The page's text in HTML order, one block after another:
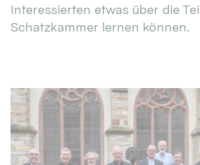
Interessierten etwas über die
Schatzkammer lernen können.